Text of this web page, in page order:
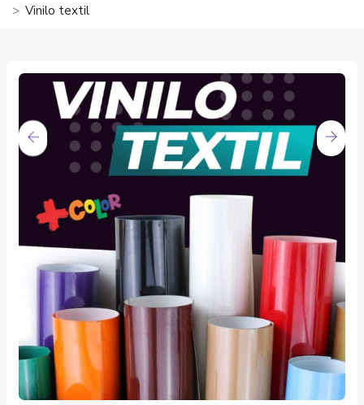
Vinilo textil